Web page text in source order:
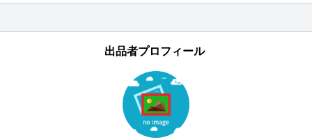
出品者プロフィール